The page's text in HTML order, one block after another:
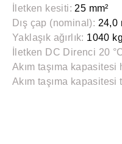
İletken kesiti: 25 mm²
Dış çap (nominal): 24,0
Yaklaşık ağırlık: 1040
İletken DC Direnci 20
Akım taşıma kapasitesi
Akım taşıma kapasitesi